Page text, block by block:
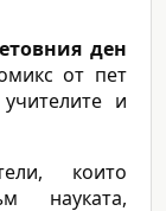
ден
от пет
и
които
науката,